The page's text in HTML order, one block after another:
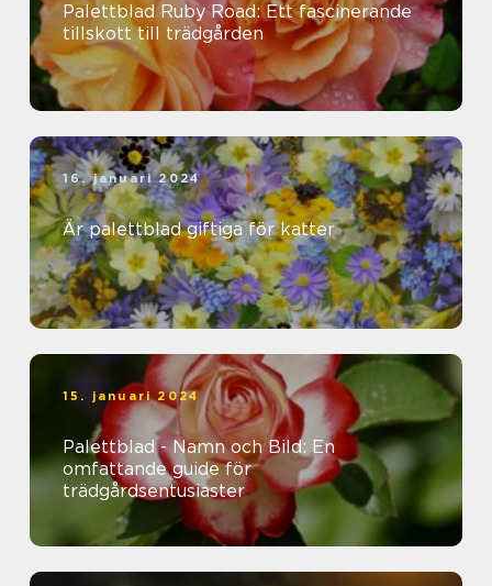
Palettblad Ruby Road: Ett fascinerande
tillskott till trädgården
16. januari 2024
Är palettblad giftiga för katter
15. januari 2024
Palettblad - Namn och Bild: En
omfattande guide för
trädgårdsentusiaster